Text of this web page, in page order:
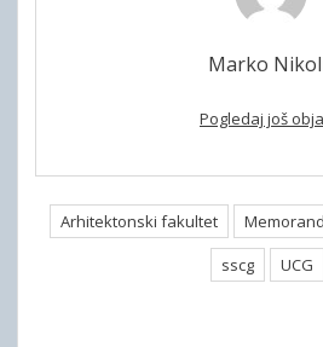
Marko
Pogledaj još
Arhitektonski fakultet
sscg
UCG